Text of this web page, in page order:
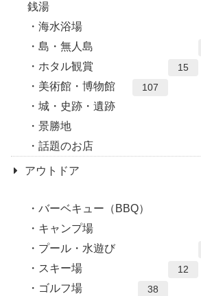
銭湯
海水浴場
島・無人島
ホタル観賞 15
美術館・博物館 107
城・史跡・遺跡
景勝地
話題のお店
アウトドア
バーベキュー（BBQ）
キャンプ場
プール・水遊び
スキー場 12
ゴルフ場 38